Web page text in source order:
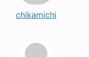
chikamichi